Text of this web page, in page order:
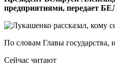
предприятиями, передает
По словам Главы государства,
Сейчас читают